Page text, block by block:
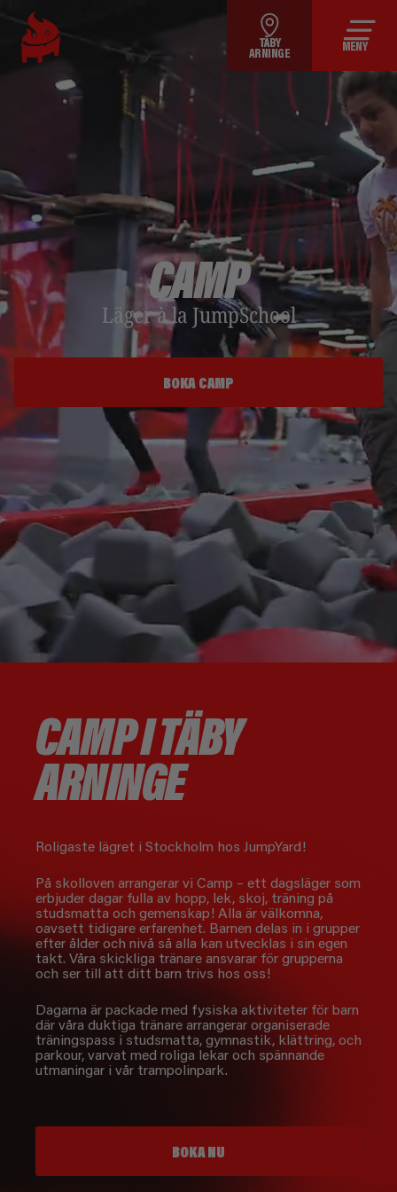
TÄBY
ARNINGE MENY
CAMP
Läger à la JumpSchool
BOKA CAMP
CAMP I TÄBY
ARNINGE
Roligaste lägret i Stockholm hos JumpYard!
På skolloven arrangerar vi Camp – ett dagsläger som
erbjuder dagar fulla av hopp, lek, skoj, träning på
studsmatta och gemenskap! Alla är välkomna,
oavsett tidigare erfarenhet. Barnen delas in i grupper
efter ålder och nivå så alla kan utvecklas i sin egen
takt. Våra skickliga tränare ansvarar för grupperna
och ser till att ditt barn trivs hos oss!
Dagarna är packade med fysiska aktiviteter för barn
där våra duktiga tränare arrangerar organiserade
träningspass i studsmatta, gymnastik, klättring, och
parkour, varvat med roliga lekar och spännande
utmaningar i vår trampolinpark.
BOKA NU